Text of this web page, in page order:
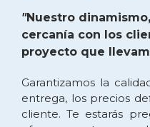
"Nuestro
cercanía con los
proyecto que
Garantizamos la
entrega, los precios
cliente. Te estarás